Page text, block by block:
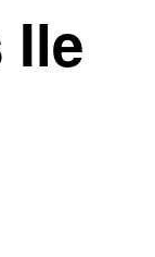
Ile